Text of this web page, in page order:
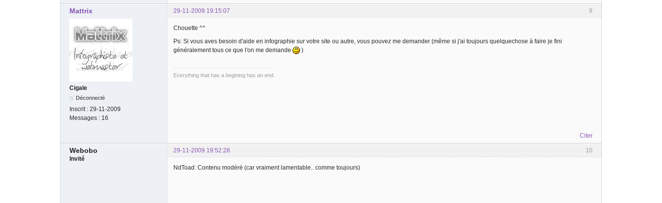
9
Mattrix 29-11-2009 19:15:07
Cigale
Déconnecté
Inscrit : 29-11-2009
Messages : 16
Chouette ^^
Ps: Si vous aves besoin d'aide en infographie sur votre site ou autre, vous pouvez me demander (même si j'ai toujours quelquechose à faire je fini
généralement tous ce que l'on me demande
)
Everything that has a begining has an end.
Citer
10
Webobo
29-11-2009 19:52:28
Invité
NdToad: Contenu modéré (car vraiment lamentable.. comme toujours)